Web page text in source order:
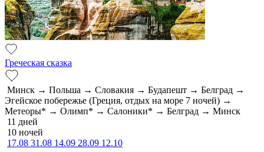
Греческая сказка
Минск → Польша → Словакия → Будапешт → Белград →
Эгейское побережье (Греция, отдых на море 7 ночей) →
Метеоры* → Олимп* → Салоники* → Белград → Минск
11 дней
10 ночей
17.08 31.08 14.09 28.09 12.10